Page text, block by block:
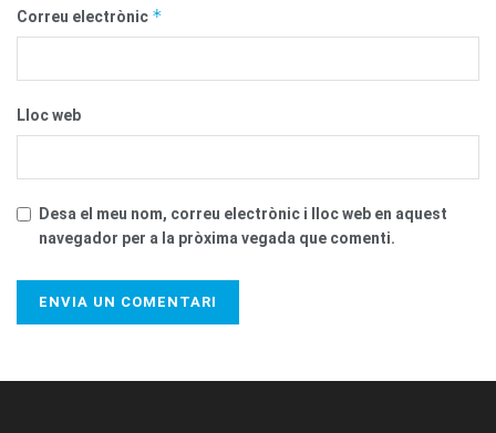
Correu electrònic *
Lloc web
Desa el meu nom, correu electrònic i lloc web en aquest
navegador per a la pròxima vegada que comenti.